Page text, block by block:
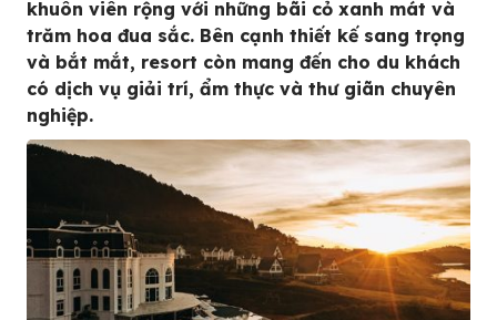
khuôn viên rộng với những bãi cỏ xanh mát và
trăm hoa đua sắc. Bên cạnh thiết kế sang trọng
và bắt mắt, resort còn mang đến cho du khách
có dịch vụ giải trí, ẩm thực và thư giãn chuyên
nghiệp.